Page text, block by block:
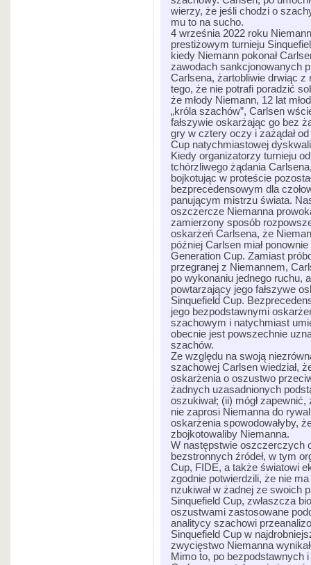
wierzy, że jeśli chodzi o
mu to na sucho.
4 września 2022 roku
prestiżowym turnieju
kiedy Niemann pokonał
zawodach sankcjonowanych
Carlsena, żartobliwie drwiąc
tego, że nie potrafi poradzić
że młody Niemann, 12 lat
„króla szachów”, Carlsen
fałszywie oskarżając go bez
gry w cztery oczy i zażądał
Cup natychmiastowej
Kiedy organizatorzy turnieju
tchórzliwego żądania
bojkotując w proteście
bezprecedensowym dla
panującym mistrzu świata.
oszczercze Niemanna
zamierzony sposób
oskarżeń Carlsena, że
później Carlsen miał
Generation Cup. Zamiast
przegranej z Niemannem,
po wykonaniu jednego ruchu,
powtarzający jego fałszywe
Sinquefield Cup.
jego bezpodstawnymi
szachowym i natychmiast
obecnie jest powszechnie
szachów.
Ze względu na swoją
szachowej Carlsen wiedział,
oskarżenia o oszustwo
żadnych uzasadnionych
oszukiwał; (ii) mógł
nie zaprosi Niemanna do
oskarżenia spowodowałyby,
zbojkotowaliby Niemanna.
W następstwie oszczerczych
bezstronnych źródeł, w tym
Cup, FIDE, a także światowi
zgodnie potwierdzili, że nie
nzukiwał w żadnej ze swoich
Sinquefield Cup, zwłaszcza
oszustwami zastosowane
analitycy szachowi
Sinquefield Cup w
zwycięstwo Niemanna
Mimo to, po bezpodstawnych